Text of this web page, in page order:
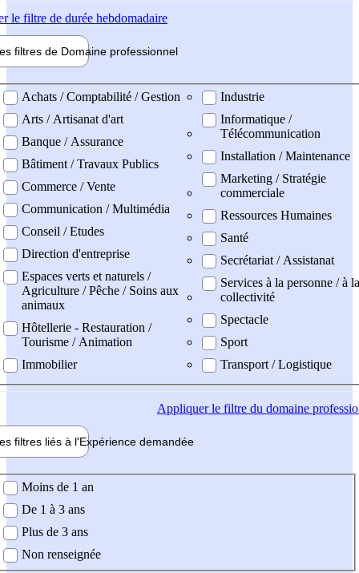
le filtre de durée hebdomadaire
filtres de Domaine professionnel
professionel
Achats / Comptabilité / Gestion
Arts / Artisanat d'art
Banque / Assurance
Bâtiment / Travaux Publics
Commerce / Vente
Communication / Multimédia
Conseil / Etudes
Direction d'entreprise
Espaces verts et naturels /
Agriculture / Pêche / Soins aux
animaux
Hôtellerie - Restauration /
Tourisme / Animation
Immobilier
Industrie
Informatique /
Télécommunication
Installation / Maintenance
Marketing / Stratégie
commerciale
Ressources Humaines
Santé
Secrétariat / Assistanat
Services à la personne / à la
collectivité
Spectacle
Sport
Transport / Logistique
Appliquerle filtre du domaine
filtres liés à l'Expérience demandée
demandée
Moins de 1 an
De 1 à 3 ans
Plus de 3 ans
Non renseignée